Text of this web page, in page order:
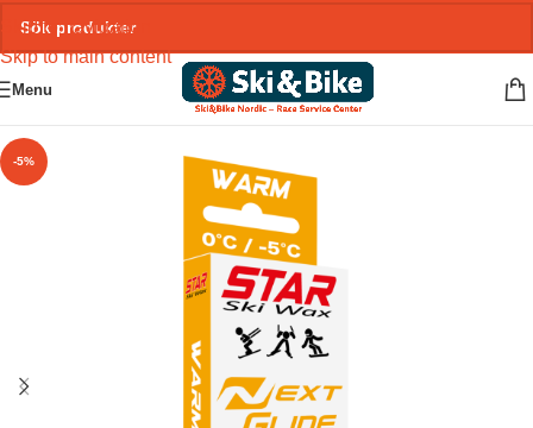
Skip to navigation
Skip to main content
Menu
-5%